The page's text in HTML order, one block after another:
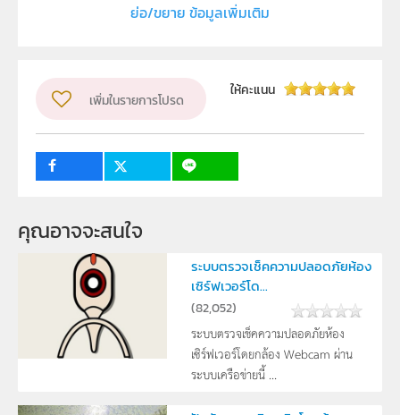
กลุ่มเป้าหมาย
ครู, นักเรียน, บุคคลทั่วไป
ย่อ/ขยาย ข้อมูลเพิ่มเติม
เพิ่มในรายการโปรด
ให้คะแนน
คุณอาจจะสนใจ
ระบบตรวจเช็คความปลอดภัยห้อง
เซิร์ฟเวอร์โด...
(82,052)
ระบบตรวจเช็คความปลอดภัยห้อง
เซิร์ฟเวอร์โดยกล้อง Webcam ผ่าน
ระบบเครือข่ายนี้ ...